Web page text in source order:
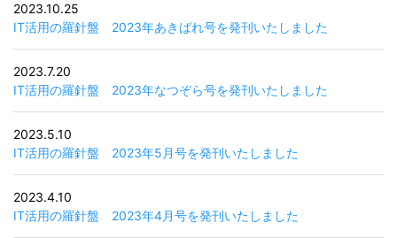
経営革新支援事業、セキュリティサービス事業におけるコンサルティング・診断サー
ビス、ＩＴアウトソーシング事業におけるネットワーク構築・運用・保守サービス、
システム開発事業におけるシステム開発に関わる業務
2023.10.25
IT活用の羅針盤 2023年あきばれ号を発刊いたしました
2023.7.20
IT活用の羅針盤 2023年なつぞら号を発刊いたしました
2023.5.10
IT活用の羅針盤 2023年5月号を発刊いたしました
2023.4.10
IT活用の羅針盤 2023年4月号を発刊いたしました